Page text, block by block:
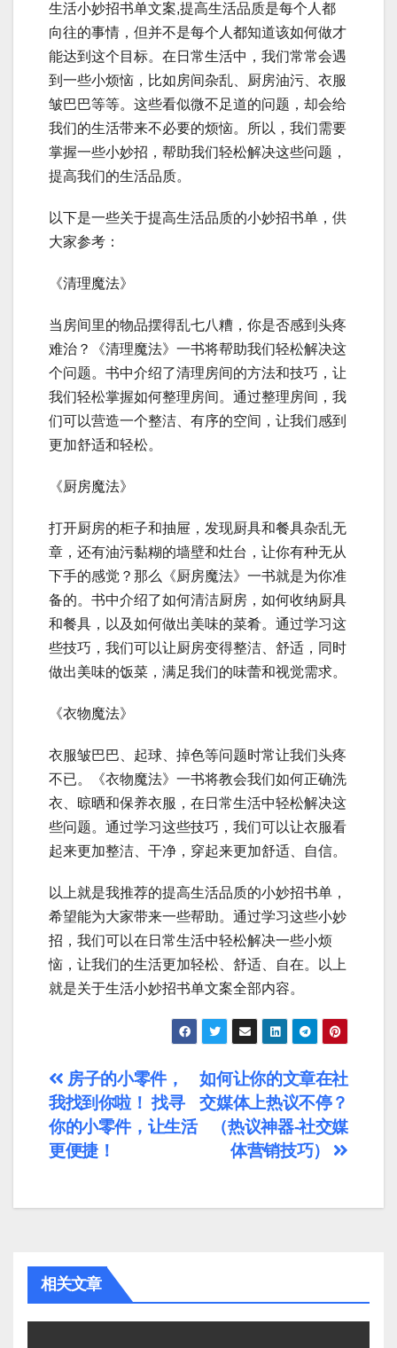
生活小妙招书单文案,提高生活品质是每个人都
向往的事情，但并不是每个人都知道该如何做才
能达到这个目标。在日常生活中，我们常常会遇
到一些小烦恼，比如房间杂乱、厨房油污、衣服
皱巴巴等等。这些看似微不足道的问题，却会给
我们的生活带来不必要的烦恼。所以，我们需要
掌握一些小妙招，帮助我们轻松解决这些问题，
提高我们的生活品质。
以下是一些关于提高生活品质的小妙招书单，供
大家参考：
《清理魔法》
当房间里的物品摆得乱七八糟，你是否感到头疼
难治？《清理魔法》一书将帮助我们轻松解决这
个问题。书中介绍了清理房间的方法和技巧，让
我们轻松掌握如何整理房间。通过整理房间，我
们可以营造一个整洁、有序的空间，让我们感到
更加舒适和轻松。
《厨房魔法》
打开厨房的柜子和抽屉，发现厨具和餐具杂乱无
章，还有油污黏糊的墙壁和灶台，让你有种无从
下手的感觉？那么《厨房魔法》一书就是为你准
备的。书中介绍了如何清洁厨房，如何收纳厨具
和餐具，以及如何做出美味的菜肴。通过学习这
些技巧，我们可以让厨房变得整洁、舒适，同时
做出美味的饭菜，满足我们的味蕾和视觉需求。
《衣物魔法》
衣服皱巴巴、起球、掉色等问题时常让我们头疼
不已。《衣物魔法》一书将教会我们如何正确洗
衣、晾晒和保养衣服，在日常生活中轻松解决这
些问题。通过学习这些技巧，我们可以让衣服看
起来更加整洁、干净，穿起来更加舒适、自信。
以上就是我推荐的提高生活品质的小妙招书单，
希望能为大家带来一些帮助。通过学习这些小妙
招，我们可以在日常生活中轻松解决一些小烦
恼，让我们的生活更加轻松、舒适、自在。以上
就是关于生活小妙招书单文案全部内容。
文
章
导
如何让你的文章在社
交媒体上热议不停？
（热议神器-社交媒
体营销技巧）
房子的小零件，
我找到你啦！ 找寻
你的小零件，让生活
更便捷！
相关文章